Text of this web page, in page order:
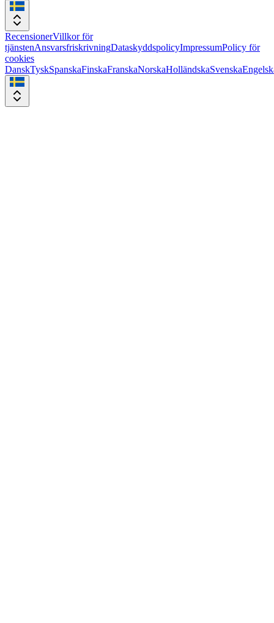
RecensionerVillkor för
tjänstenAnsvarsfriskrivningDataskyddspolicyImpressumPolicy för
cookies
DanskTyskSpanskaFinskaFranskaNorskaHolländskaSvenska